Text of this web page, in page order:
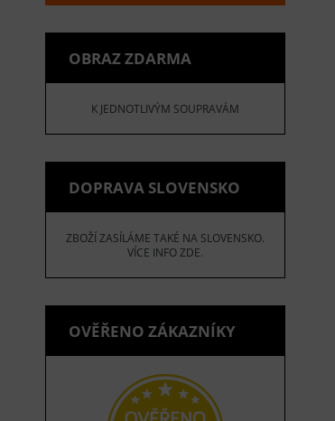
OBRAZ ZDARMA
K JEDNOTLIVÝM SOUPRAVÁM
DOPRAVA SLOVENSKO
ZBOŽÍ ZASÍLÁME TAKÉ NA SLOVENSKO.
VÍCE INFO ZDE.
OVĚŘENO ZÁKAZNÍKY